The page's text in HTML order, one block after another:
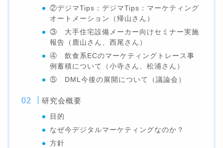
②デジマTips：デジマTips：マーケティング
オートメーション（帰山さん）
③ 大手住宅設備メーカー向けセミナー実施
報告（鹿山さん、西尾さん）
④ 飲食系ECのマーケティングトレース事
例蓄積について（小寺さん、松浦さん）
⑤ DML今後の展開について（議論会）
研究会概要
目的
なぜ今デジタルマーケティングなのか？
方針